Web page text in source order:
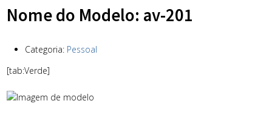
Nome do Modelo: av-201
Categoria: Pessoal
[tab:Verde]